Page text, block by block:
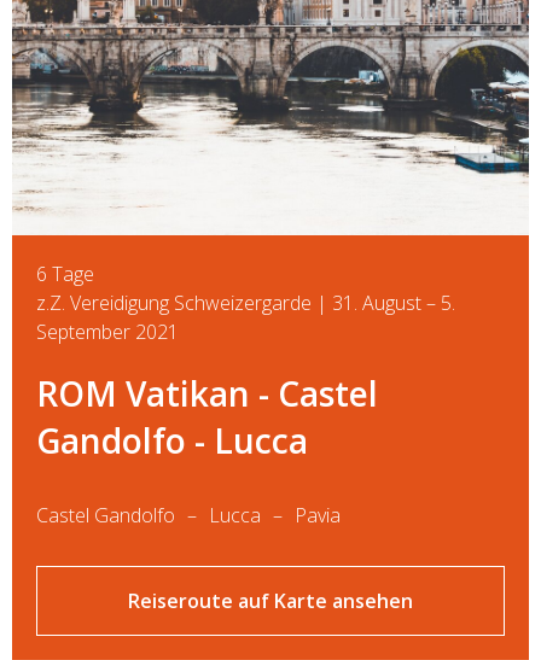
6 Tage
z.Z. Vereidigung Schweizergarde | 31. August – 5.
September 2021
ROM Vatikan - Castel
Gandolfo - Lucca
Castel Gandolfo Lucca Pavia
Reiseroute auf Karte ansehen